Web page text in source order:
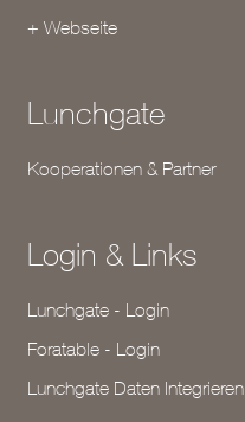
+ Webseite
Lunchgate
Kooperationen & Partner
Login & Links
Lunchgate - Login
Foratable - Login
Lunchgate Daten Integrieren